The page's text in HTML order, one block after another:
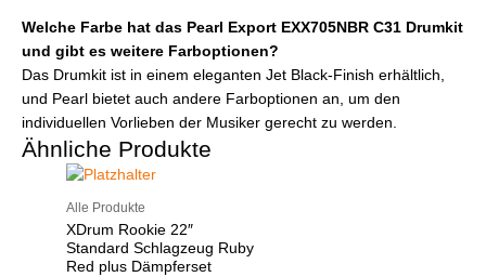
Welche Farbe hat das Pearl Export EXX705NBR C31 Drumkit
und gibt es weitere Farboptionen?
Das Drumkit ist in einem eleganten Jet Black-Finish erhältlich,
und Pearl bietet auch andere Farboptionen an, um den
individuellen Vorlieben der Musiker gerecht zu werden.
Ähnliche Produkte
Alle Produkte
XDrum Rookie 22″
Standard Schlagzeug Ruby
Red plus Dämpferset